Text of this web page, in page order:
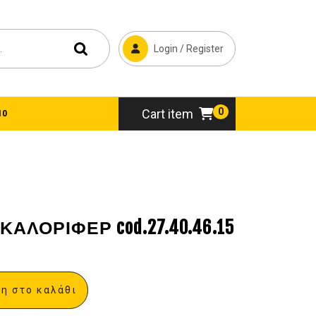
Login / Register
Cart item 0
cod.27.40.46.15
στο καλάθι